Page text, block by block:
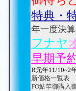
特典・
年一度決
フナヤ
早期予
R元年11/10~2
新価格一覧
FO鮎竿御購入